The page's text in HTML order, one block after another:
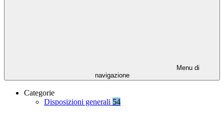
Menu di
navigazione
Categorie
Disposizioni generali 54